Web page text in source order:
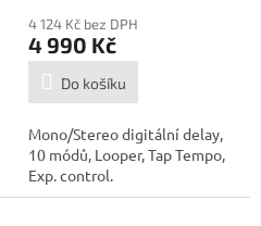
4 124 Kč bez DPH
4 990 Kč
Do košíku
Mono/Stereo digitální delay,
10 módů, Looper, Tap Tempo,
Exp. control.